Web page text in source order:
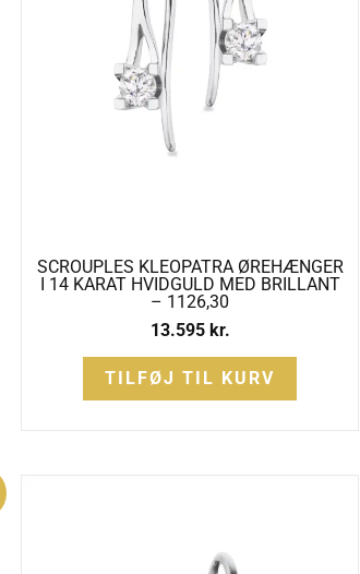
SCROUPLES KLEOPATRA ØREHÆNGER
I 14 KARAT HVIDGULD MED BRILLANT
– 1126,30
13.595 kr.
TILFØJ TIL KURV